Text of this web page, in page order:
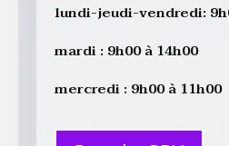
lundi-jeudi-vendredi:
mardi : 9h00 à 14h00
mercredi : 9h00 à 11h00